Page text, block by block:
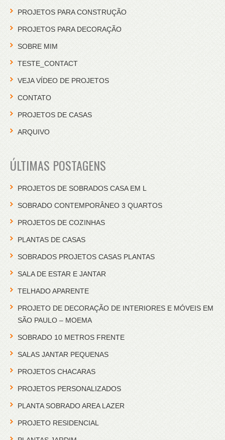
PROJETOS PARA CONSTRUÇÃO
PROJETOS PARA DECORAÇÃO
SOBRE MIM
TESTE_CONTACT
VEJA VÍDEO DE PROJETOS
CONTATO
PROJETOS DE CASAS
ARQUIVO
ÚLTIMAS POSTAGENS
PROJETOS DE SOBRADOS CASA EM L
SOBRADO CONTEMPORÂNEO 3 QUARTOS
PROJETOS DE COZINHAS
PLANTAS DE CASAS
SOBRADOS PROJETOS CASAS PLANTAS
SALA DE ESTAR E JANTAR
TELHADO APARENTE
PROJETO DE DECORAÇÃO DE INTERIORES E MÓVEIS EM
SÃO PAULO – MOEMA
SOBRADO 10 METROS FRENTE
SALAS JANTAR PEQUENAS
PROJETOS CHACARAS
PROJETOS PERSONALIZADOS
PLANTA SOBRADO AREA LAZER
PROJETO RESIDENCIAL